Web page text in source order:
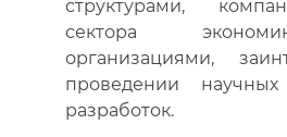
структурами,
сектора
организациями,
проведении
разработок.